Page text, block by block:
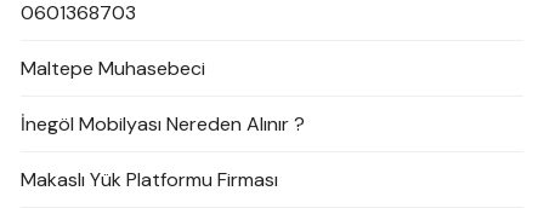
0601368703
Maltepe Muhasebeci
İnegöl Mobilyası Nereden Alınır ?
Makaslı Yük Platformu Firması